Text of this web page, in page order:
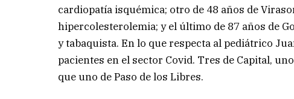
cardiopatía isquémica; otro de 48 años de
hipercolesterolemia; y el último de 87 años de
y tabaquista. En lo que respecta al pediátrico
pacientes en el sector Covid. Tres de Capital,
que uno de Paso de los Libres.